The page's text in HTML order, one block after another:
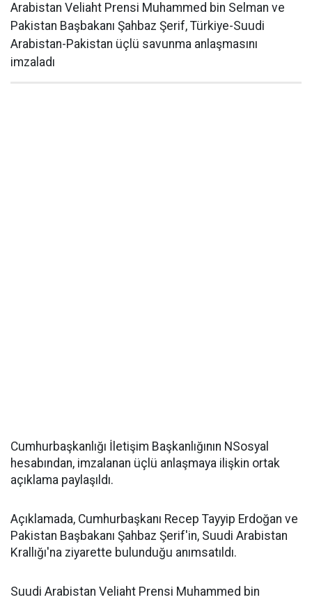
Arabistan Veliaht Prensi Muhammed bin Selman ve
Pakistan Başbakanı Şahbaz Şerif, Türkiye-Suudi
Arabistan-Pakistan üçlü savunma anlaşmasını
imzaladı
Cumhurbaşkanlığı İletişim Başkanlığının NSosyal
hesabından, imzalanan üçlü anlaşmaya ilişkin ortak
açıklama paylaşıldı.
Açıklamada, Cumhurbaşkanı Recep Tayyip Erdoğan ve
Pakistan Başbakanı Şahbaz Şerif'in, Suudi Arabistan
Krallığı'na ziyarette bulunduğu anımsatıldı.
Suudi Arabistan Veliaht Prensi Muhammed bin